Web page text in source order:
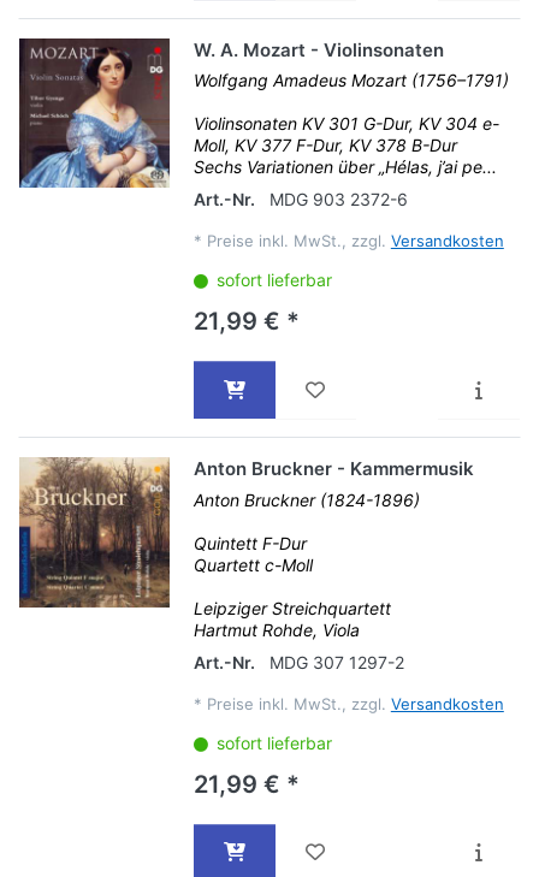
W. A. Mozart - Violinsonaten
Wolfgang Amadeus Mozart (1756–1791)
Violinsonaten KV 301 G-Dur, KV 304 e-
Moll, KV 377 F-Dur, KV 378 B-Dur
Sechs Variationen über „Hélas, j’ai pe...
Art.-Nr.
MDG 903 2372-6
* Preise inkl. MwSt., zzgl. Versandkosten
sofort lieferbar
21,99 € *
Anton Bruckner - Kammermusik
Anton Bruckner (1824-1896)
Quintett F-Dur
Quartett c-Moll
Leipziger Streichquartett
Hartmut Rohde, Viola
Art.-Nr.
MDG 307 1297-2
* Preise inkl. MwSt., zzgl. Versandkosten
sofort lieferbar
21,99 € *